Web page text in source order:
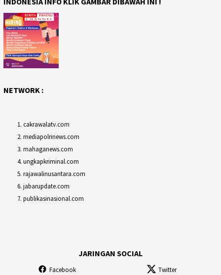
NETWORK :
cakrawalatv.com
mediapolrinews.com
mahaganews.com
ungkapkriminal.com
rajawalinusantara.com
jabarupdate.com
publikasinasional.com
JARINGAN SOCIAL
Facebook Twitter